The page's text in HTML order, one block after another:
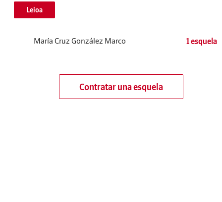
Leioa
María Cruz González Marco 1 esquela
Contratar una esquela